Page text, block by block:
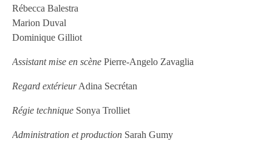
Rébecca Balestra
Marion Duval
Dominique Gilliot
Assistant mise en scènePierre-Angelo Zavaglia
Regard extérieurAdina Secrétan
Régie techniqueSonya Trolliet
Administration et productionSarah Gumy